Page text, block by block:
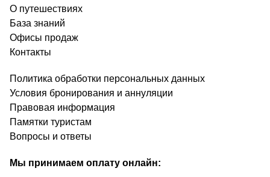
О путешествиях
База знаний
Офисы продаж
Контакты
Политика обработки персональных данных
Условия бронирования и аннуляции
Правовая информация
Памятки туристам
Вопросы и ответы
Мы принимаем оплату онлайн: